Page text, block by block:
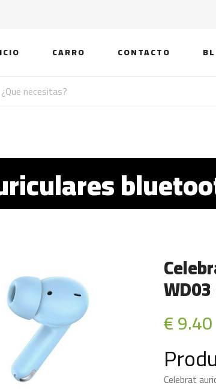
CARRO CONTACTO
€ 9.40
Celebrat